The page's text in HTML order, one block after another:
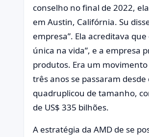
conselho no final de 2022,
em Austin, Califórnia. Su
empresa”. Ela acreditava
única na vida”, e a empresa
produtos. Era um
três anos se passaram
quadruplicou de tamanho,
de US$ 335 bilhões.
A estratégia da AMD de se